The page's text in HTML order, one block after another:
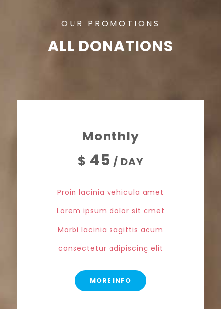
OUR PROMOTIONS
ALL DONATIONS
Monthly
$ 45 / DAY
Proin lacinia vehicula amet
Lorem ipsum dolor sit amet
Morbi lacinia sagittis acum
consectetur adipiscing elit
MORE INFO